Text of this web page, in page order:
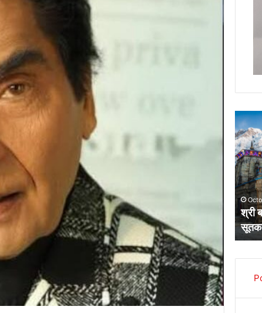
श्री
अक्टूबर
चंद्र
चलते
चार
बजे
बंद
October 27, 2023
श्री बदरीनाथ- केदारनाथ मंदिर 28 अक्टूबर चंद्र ग्रहण
सूतक के चलते दिन में चार बजे बंद हो जायेगा
डेंगू
और
को
लेकर
का
अर्लट